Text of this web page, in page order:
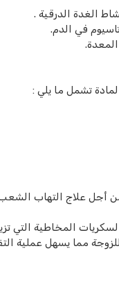
الغدة الدرقية .
في الدم.
تشمل ما يلي :
علاج التهاب الشعب
المخاطية التي
مما يسهل عملية